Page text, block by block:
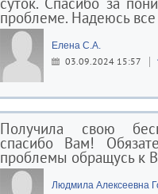
проблеме. Надеюсь все
Елена С.А.
03.09.2024 15:57
Получила свою
спасибо Вам!
проблемы обращусь к
Людмила Алексеевна